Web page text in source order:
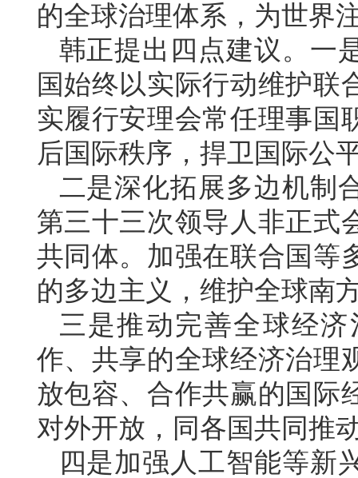
的全球治理体系，为世界
韩正提出四点建议。一
国始终以实际行动维护联
实履行安理会常任理事国
后国际秩序，捍卫国际公
二是深化拓展多边机制
第三十三次领导人非正式
共同体。加强在联合国等
的多边主义，维护全球南
三是推动完善全球经
作、共享的全球经济治理
放包容、合作共赢的国际
对外开放，同各国共同推
四是加强人工智能等新